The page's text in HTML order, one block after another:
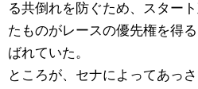
る共倒れを防ぐため、スター
たものがレースの優先権を得
ばれていた。
ところが、セナによってあっ